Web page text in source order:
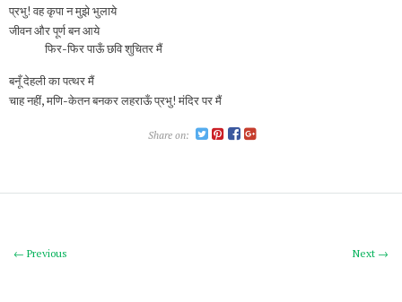
प्रभु! वह कृपा न मुझे भुलाये
जीवन और पूर्ण बन आये
फिर-फिर पाऊँ छवि शुचितर मैं
बनूँ देहली का पत्थर मैं
चाह नहीं, मणि-केतन बनकर लहराऊँ प्रभु! मंदिर पर मैं
Share on:
Next →
← Previous